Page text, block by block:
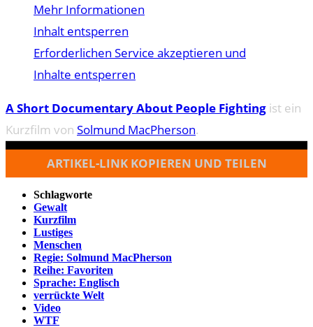
Mehr Informationen
Inhalt entsperren
Erforderlichen Service akzeptieren und
Inhalte entsperren
A Short Documentary About People Fighting ist ein
Kurzfilm von Solmund MacPherson.
ARTIKEL-LINK KOPIEREN UND TEILEN
Schlagworte
Gewalt
Kurzfilm
Lustiges
Menschen
Regie: Solmund MacPherson
Reihe: Favoriten
Sprache: Englisch
verrückte Welt
Video
WTF